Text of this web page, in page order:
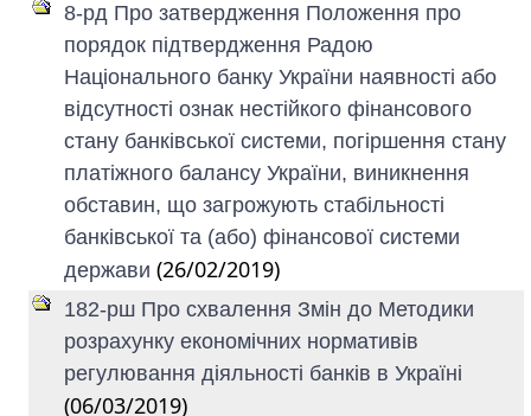
8-рд Про затвердження Положення про
порядок підтвердження Радою
Національного банку України наявності або
відсутності ознак нестійкого фінансового
стану банківської системи, погіршення стану
платіжного балансу України, виникнення
обставин, що загрожують стабільності
банківської та (або) фінансової системи
держави (26/02/2019)
182-рш Про схвалення Змін до Методики
розрахунку економічних нормативів
регулювання діяльності банків в Україні
(06/03/2019)